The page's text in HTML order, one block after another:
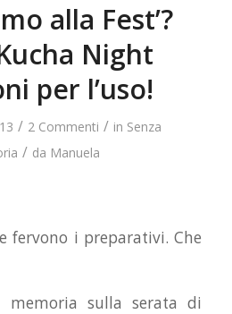
alla Fest’?
Night
per l’uso!
/ 2 Commenti / in Senza
/ da Manuela
fervono i preparativi. Che
memoria sulla serata di